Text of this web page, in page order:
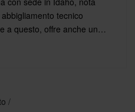
tecnico
a questo, offre anche una
e accessori di alta